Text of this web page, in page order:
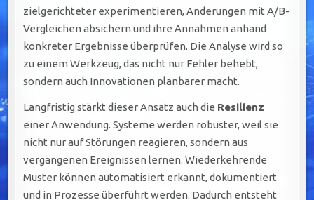
zielgerichteter experimentieren, Änderungen mit A/B-
Vergleichen absichern und ihre Annahmen anhand
konkreter Ergebnisse überprüfen. Die Analyse wird so
zu einem Werkzeug, das nicht nur Fehler behebt,
sondern auch Innovationen planbarer macht.
Langfristig stärkt dieser Ansatz auch die Resilienz
einer Anwendung. Systeme werden robuster, weil sie
nicht nur auf Störungen reagieren, sondern aus
vergangenen Ereignissen lernen. Wiederkehrende
Muster können automatisiert erkannt, dokumentiert
und in Prozesse überführt werden. Dadurch entsteht